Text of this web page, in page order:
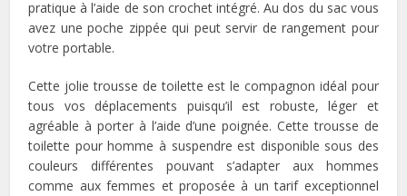
pratique à l’aide de son crochet intégré. Au dos du sac vous
avez une poche zippée qui peut servir de rangement pour
votre portable.
Cette jolie trousse de toilette est le compagnon idéal pour
tous vos déplacements puisqu’il est robuste, léger et
agréable à porter à l’aide d’une poignée. Cette trousse de
toilette pour homme à suspendre est disponible sous des
couleurs différentes pouvant s’adapter aux hommes
comme aux femmes et proposée à un tarif exceptionnel